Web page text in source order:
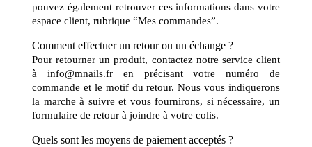
pouvez également retrouver ces informations dans votre
espace client, rubrique “Mes commandes”.
Comment effectuer un retour ou un échange ?
Pour retourner un produit, contactez notre service client
à info@mnails.fr en précisant votre numéro de
commande et le motif du retour. Nous vous indiquerons
la marche à suivre et vous fournirons, si nécessaire, un
formulaire de retour à joindre à votre colis.
Quels sont les moyens de paiement acceptés ?